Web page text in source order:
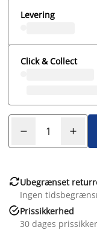
Levering
Click & Collect
Ubegrænset
Ingen
Prissikkerhed
30 dages